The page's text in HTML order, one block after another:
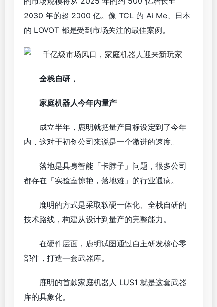
2030 年的超 2000 亿。像 TCL 的 Ai Me、日本
的 LOVOT 都是受到市场关注的最佳案例。
全栈自研，
家庭机器人今年内量产
成立半年，鹿明就把量产目标设定到了今年
内，这对于初创公司来说是一个激进的速度。
落地是具身智能「卡脖子」问题，很多公司
都存在「实验室惊艳，落地难」的行业通病。
鹿明的方式是采取软硬一体化、全栈自研的
技术路线，构建从设计到量产的完整能力。
在硬件层面，鹿明试图通过自主研发核心零
部件，打造一套武器库。
鹿明的首款家庭机器人 LUS1 就是这套武器
库的具象化。